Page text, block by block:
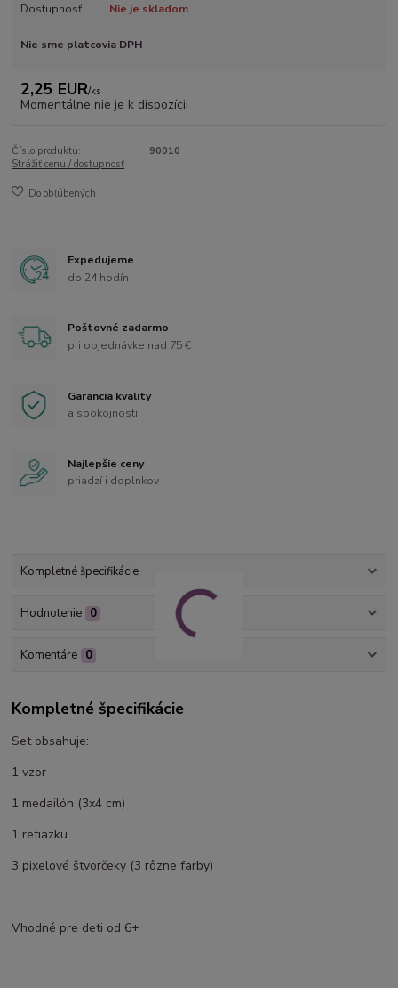
Dostupnosť Nie je skladom
Nie sme platcovia DPH
2,25 EUR/ks
Momentálne nie je k dispozícii
Číslo produktu:
90010
Strážiť cenu / dostupnosť
Do obľúbených
Expedujeme
do 24 hodín
Poštovné zadarmo
pri objednávke nad 75 €
Garancia kvality
a spokojnosti
Najlepšie ceny
priadzí i doplnkov
Kompletné špecifikácie
Hodnotenie 0
Komentáre 0
Kompletné špecifikácie
Set obsahuje:
1 vzor
1 medailón (3x4 cm)
1 retiazku
3 pixelové štvorčeky (3 rôzne farby)
Vhodné pre deti od 6+